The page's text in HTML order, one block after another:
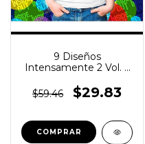
9 Diseños
Intensamente 2 Vol. 3
$59.46
$29.83